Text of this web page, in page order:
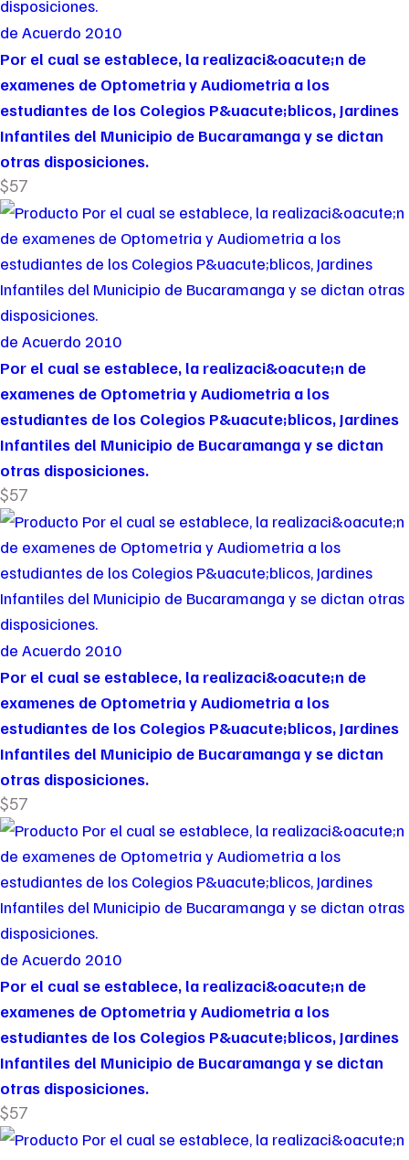
de Acuerdo 2010
Por el cual se establece, la realizaci&oacute;n de
examenes de Optometria y Audiometria a los
estudiantes de los Colegios P&uacute;blicos, Jardines
Infantiles del Municipio de Bucaramanga y se dictan
otras disposiciones.
$57
de Acuerdo 2010
Por el cual se establece, la realizaci&oacute;n de
examenes de Optometria y Audiometria a los
estudiantes de los Colegios P&uacute;blicos, Jardines
Infantiles del Municipio de Bucaramanga y se dictan
otras disposiciones.
$57
de Acuerdo 2010
Por el cual se establece, la realizaci&oacute;n de
examenes de Optometria y Audiometria a los
estudiantes de los Colegios P&uacute;blicos, Jardines
Infantiles del Municipio de Bucaramanga y se dictan
otras disposiciones.
$57
de Acuerdo 2010
Por el cual se establece, la realizaci&oacute;n de
examenes de Optometria y Audiometria a los
estudiantes de los Colegios P&uacute;blicos, Jardines
Infantiles del Municipio de Bucaramanga y se dictan
otras disposiciones.
$57